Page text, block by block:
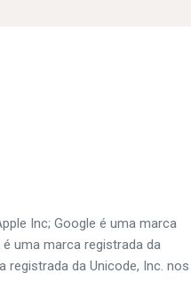
Inc; Google é uma marca
uma marca registrada da
registrada da Unicode, Inc. nos